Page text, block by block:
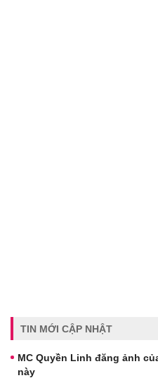
TIN MỚI CẬP NHẬT
MC Quyền Linh đăng ảnh
này